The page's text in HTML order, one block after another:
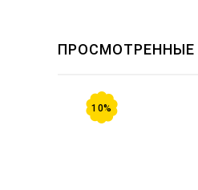
ПРОСМОТРЕННЫЕ
10%